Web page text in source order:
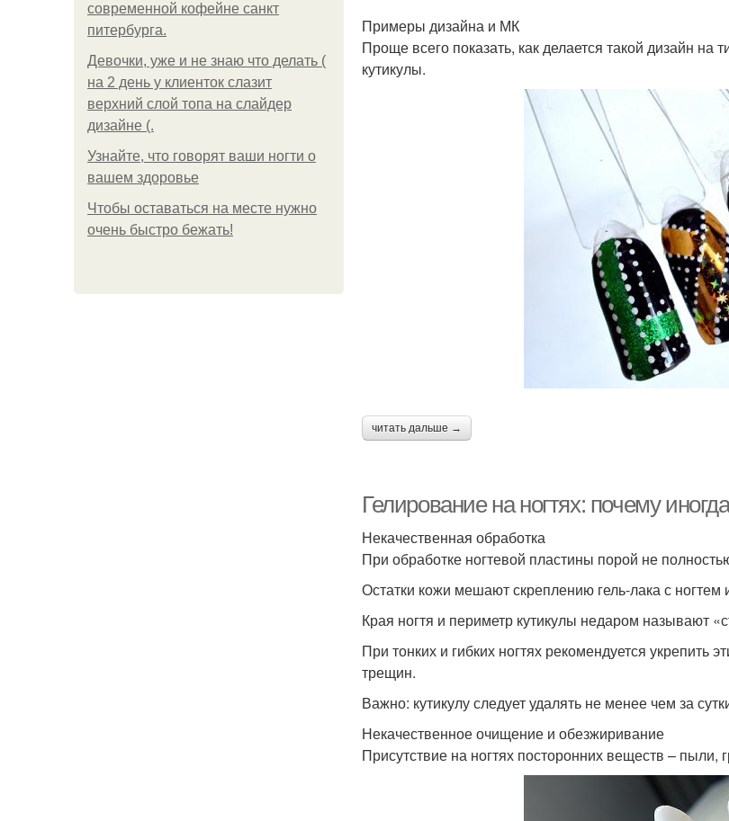
современной кофейне санкт
питербурга.
Девочки, уже и не знаю что делать (
на 2 день у клиенток слазит
верхний слой топа на слайдер
дизайне (.
Узнайте, что говорят ваши ногти о
вашем здоровье
Чтобы оставаться на месте нужно
очень быстро бежать!
Примеры дизайна и МК
Проще всего показать, как делается такой дизайн на
кутикулы.
читать дальше →
Гелирование на ногтях: почему
Некачественная обработка
При обработке ногтевой пластины порой не
Остатки кожи мешают скреплению гель-лака с ногтем
Края ногтя и периметр кутикулы недаром называют
При тонких и гибких ногтях рекомендуется
трещин.
Важно: кутикулу следует удалять не менее чем за
Некачественное очищение и обезжиривание
Присутствие на ногтях посторонних веществ – пыли,